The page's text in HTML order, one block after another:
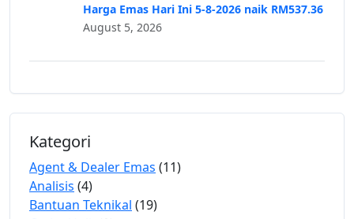
Harga Emas Hari Ini 5-8-2026 naik RM537.36
August 5, 2026
Kategori
Agent & Dealer Emas (11)
Analisis (4)
Bantuan Teknikal (19)